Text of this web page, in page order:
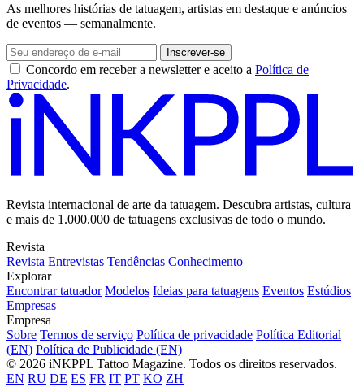
As melhores histórias de tatuagem, artistas em destaque e anúncios
de eventos — semanalmente.
Inscrever-se
Concordo em receber a newsletter e aceito a Política de
Privacidade.
Revista internacional de arte da tatuagem. Descubra artistas, cultura
e mais de 1.000.000 de tatuagens exclusivas de todo o mundo.
Revista
Revista Entrevistas Tendências Conhecimento
Explorar
Encontrar tatuador Modelos Ideias para tatuagens Eventos Estúdios
Empresas
Empresa
Sobre Termos de serviço Política de privacidade Política Editorial
(EN) Política de Publicidade (EN)
© 2026 iNKPPL Tattoo Magazine. Todos os direitos reservados.
EN RU DE ES FR IT PT KO ZH